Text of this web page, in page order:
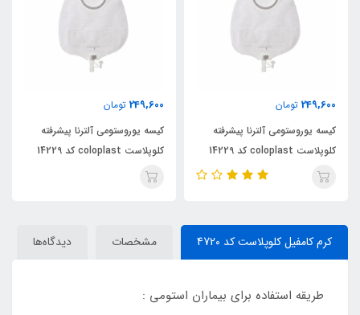
249,600 تومان
کیسه یوروستومی آلترنا پیشرفته
کلوپلاست coloplast کد 14229
249,600 تومان
کیسه یوروستومی آلترنا پیشرفته
کلوپلاست coloplast کد 14229
کرم کامفیل کلوپلاست کد 4720 مشخصات دیدگاه‌ها
طریقه استفاده برای بیماران استومی :